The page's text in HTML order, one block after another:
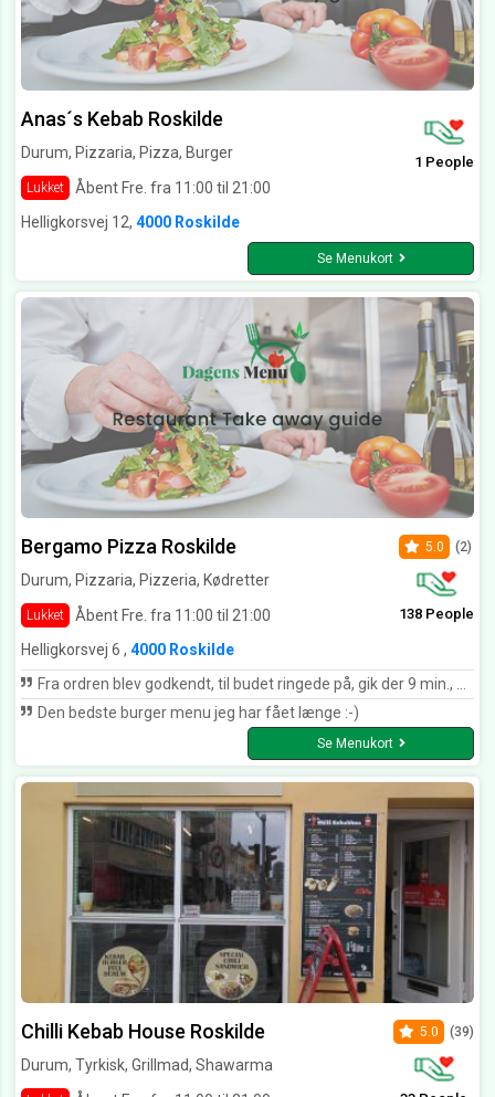
Anas´s Kebab Roskilde
Durum, Pizzaria, Pizza, Burger
Lukket Åbent Fre. fra 11:00 til 21:00
1 People
Helligkorsvej 12, 4000 Roskilde
Se Menukort
Bergamo Pizza Roskilde
Durum, Pizzaria, Pizzeria, Kødretter
Lukket Åbent Fre. fra 11:00 til 21:00
5.0 (2)
138 People
Helligkorsvej 6 , 4000 Roskilde
Fra ordren blev godkendt, til budet ringede på, gik der 9 min., det må være verdens hurtigste 👍🏼👌🏼🙏🏼😉
Den bedste burger menu jeg har fået længe :-)
Se Menukort
Chilli Kebab House Roskilde
Durum, Tyrkisk, Grillmad, Shawarma
5.0 (39)